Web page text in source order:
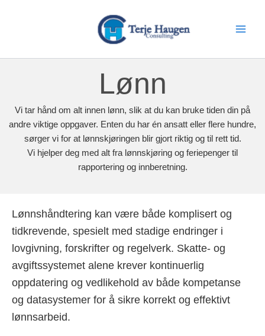
Lønn
Vi tar hånd om alt innen lønn, slik at du kan bruke tiden din på
andre viktige oppgaver. Enten du har én ansatt eller flere hundre,
sørger vi for at lønnskjøringen blir gjort riktig og til rett tid.
Vi hjelper deg med alt fra lønnskjøring og feriepenger til
rapportering og innberetning.
Lønnshåndtering kan være både komplisert og
tidkrevende, spesielt med stadige endringer i
lovgivning, forskrifter og regelverk. Skatte- og
avgiftssystemet alene krever kontinuerlig
oppdatering og vedlikehold av både kompetanse
og datasystemer for å sikre korrekt og effektivt
lønnsarbeid.